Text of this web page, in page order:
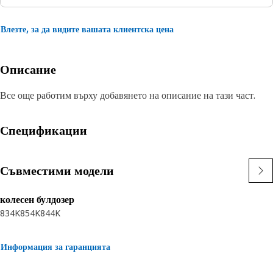
Влезте, за да видите вашата клиентска цена
Описание
Все още работим върху добавянето на описание на тази част.
Спецификации
Съвместими модели
колесен булдозер
834K854K844K
Информация за гаранцията